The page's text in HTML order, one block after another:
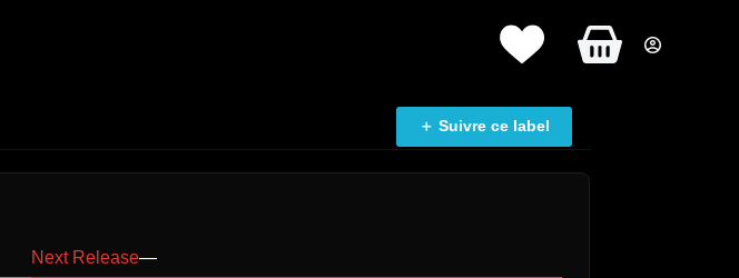
Panier
＋ Suivre ce label
Next Release—